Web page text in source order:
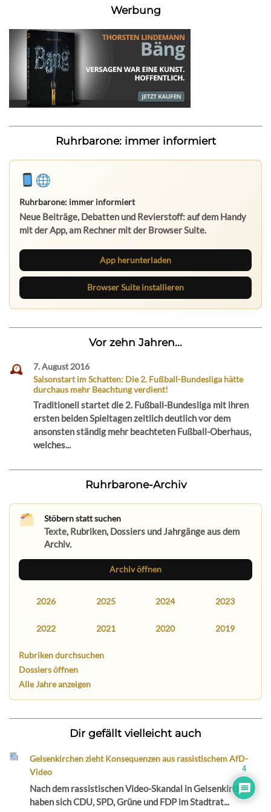
Werbung
Ruhrbarone: immer informiert
Ruhrbarone: immer informiert
Neue Beiträge, Debatten und Revierstoff: auf dem Handy
mit der App, am Rechner mit der Browser Suite.
App herunterladen
Browser Suite installieren
Vor zehn Jahren...
7. August 2016
Saisonstart im Schatten: Die 2. Fußball-Bundesliga hätte
durchaus mehr Beachtung verdient!
Traditionell startet die 2. Fußball-Bundesliga mit ihren
ersten beiden Spieltagen zeitlich deutlich vor dem
ansonsten ständig mehr beachteten Fußball-Oberhaus,
welches...
Ruhrbarone-Archiv
Stöbern statt suchen
Texte, Rubriken, Dossiers und Jahrgänge aus dem
Archiv.
Archiv öffnen
2026 2025 2024 2023
2022 2021 2020 2019
Rubriken durchsuchen
Dossiers öffnen
Alle Jahre anzeigen
Dir gefällt vielleicht auch
Gelsenkirchen zieht Konsequenzen aus rassistischem AfD-
Video
Nach dem rassistischen Video-Skandal in Gelsenkirchen
haben sich CDU, SPD, Grüne und FDP im Stadtrat...
4